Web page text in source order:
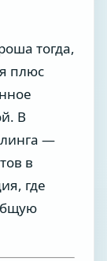
тогда,
плюс
В
—
в
где